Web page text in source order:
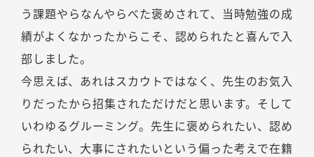
う課題やらなんやらべた褒めされて、当時勉強の成
績がよくなかったからこそ、認められたと喜んで入
部しました。
今思えば、あれはスカウトではなく、先生のお気入
りだったから招集されただけだと思います。そして
いわゆるグルーミング。先生に褒められたい、認め
られたい、大事にされたいという偏った考えで在籍